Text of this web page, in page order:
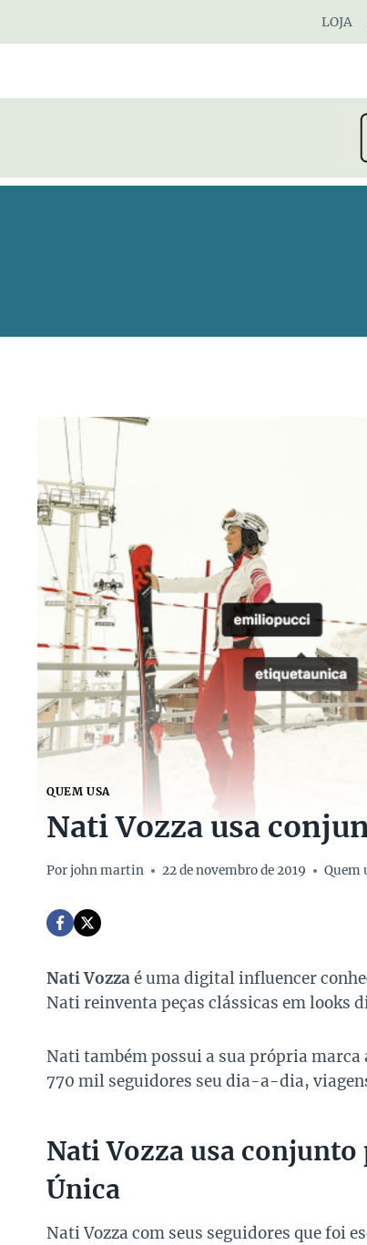
LOJA
QUEM USA
Nati Vozza usa
Porjohn martin 22 de novembro de 2019 Quem
Nati Vozzaé uma digital influencer
Nati reinventa peças clássicas em looks
Nati também possui a sua própria marca
770 mil seguidores seu dia-a-dia,
Nati Vozza usa
Única
Nati Vozza com seus seguidores que foi